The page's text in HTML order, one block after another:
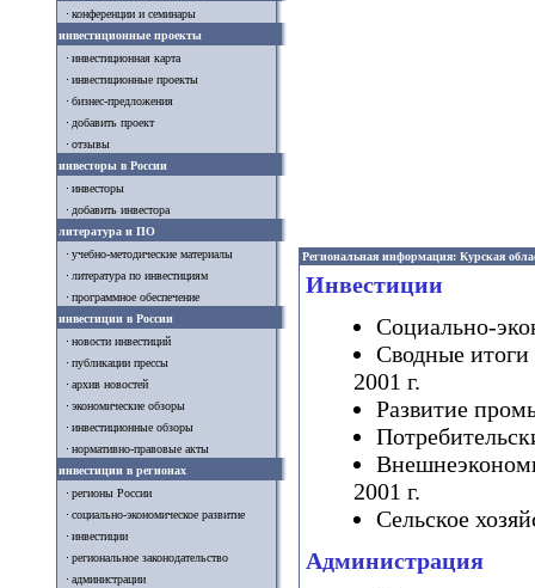
конференции и семинары
инвестиционные проекты
инвестиционная карта
инвестиционные проекты
бизнес-предложения
добавить проект
отзывы
инвесторы в России
инвесторы
добавить инвестора
литература и ПО
учебно-методические материалы
литература по инвестициям
программное обеспечение
инвестиции в России
новости инвестиций
публикации прессы
архив новостей
экономические обзоры
инвестиционные обзоры
нормативно-правовые акты
инвестиции в регионах
регионы России
социально-экономическое развитие
инвестиции
региональное законодательство
администрации
Региональная информация: Курская
Инвестиции
Социально-
Сводные итоги
2001 г.
Развитие
2001 г.
Сельское
Администрация